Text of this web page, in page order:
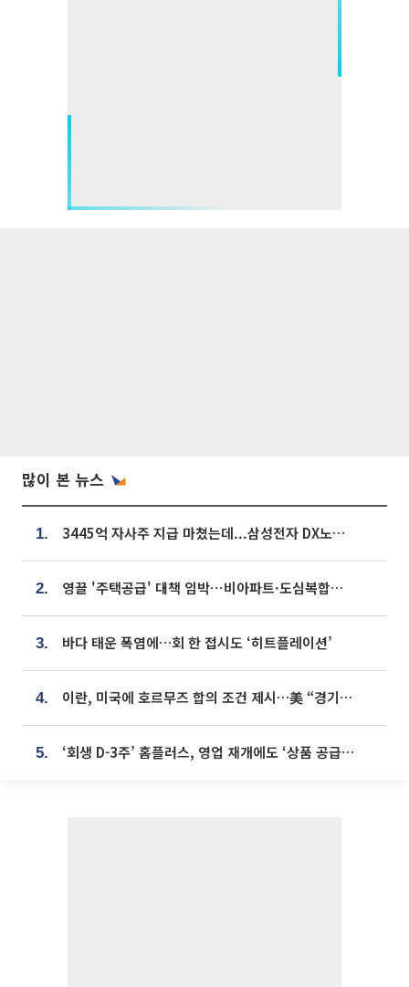
많이 본 뉴스
1. 3445억 자사주 지급 마쳤는데...삼성전자 DX노조, 뒤늦은 '떼쓰기 집회'
2. 영끌 '주택공급' 대책 임박⋯비아파트·도심복합까지 총동원
3. 바다 태운 폭염에…회 한 접시도 ‘히트플레이션’
4. 이란, 미국에 호르무즈 합의 조건 제시…美 “경기 아직 안 끝나” [종합]
5. ‘회생 D-3주’ 홈플러스, 영업 재개에도 ‘상품 공급망’ 복구가 생존 관건